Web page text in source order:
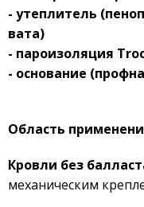
- утеплитель
вата)
- пароизоляция
- основание
Область
Кровли без
механическим